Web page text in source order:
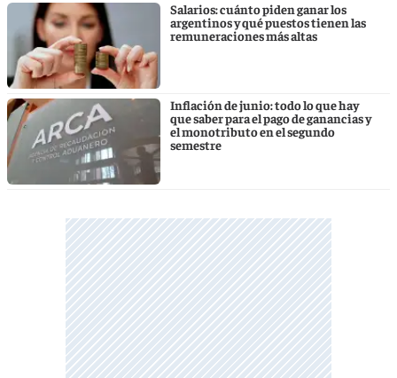
Salarios: cuánto piden ganar los
argentinos y qué puestos tienen las
remuneraciones más altas
Inflación de junio: todo lo que hay
que saber para el pago de ganancias y
el monotributo en el segundo
semestre